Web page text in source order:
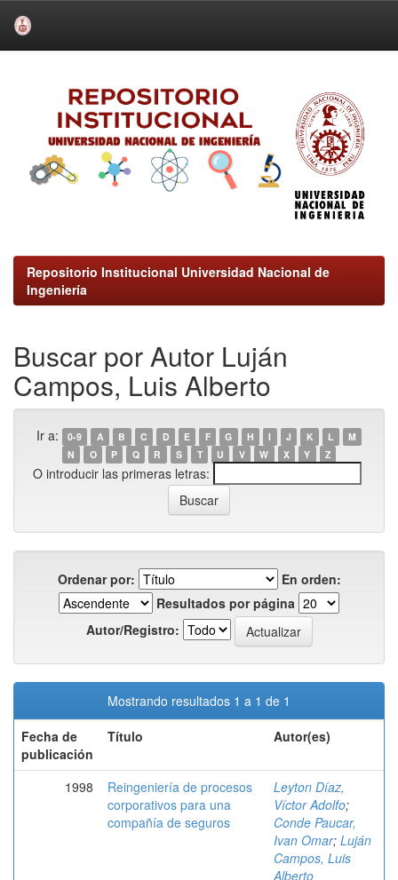
Repositorio Institucional Universidad Nacional de
Ingeniería
Buscar por Autor Luján
Campos, Luis Alberto
Ir a: 0-9 A B C D E F G H I J K L
M
N
O P Q R S T U V W X Y Z
O introducir las primeras letras:
Ordenar por:
En orden:
Resultados por página
Autor/Registro:
Mostrando resultados 1 a 1 de 1
Fecha de
publicación
Título Autor(es)
1998
Reingeniería de procesos
corporativos para una
compañía de seguros
Leyton Díaz,
Víctor Adolfo;
Conde Paucar,
Ivan Omar; Luján
Campos, Luis
Alberto